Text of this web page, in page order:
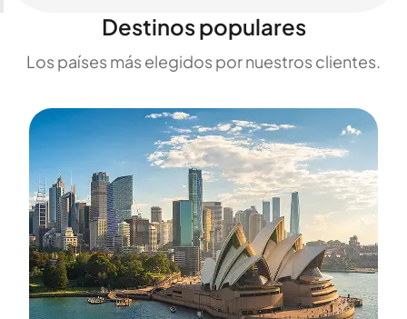
Destinos populares
Los países más elegidos por nuestros clientes.